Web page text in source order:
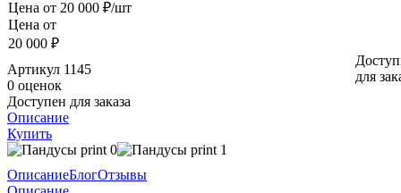
Цена от 20 000 ₽/шт
Цена от
20 000 ₽
для
Артикул 1145
0 оценок
Доступен для заказа
Описание
Купить
ОписаниеБлогОтзывы